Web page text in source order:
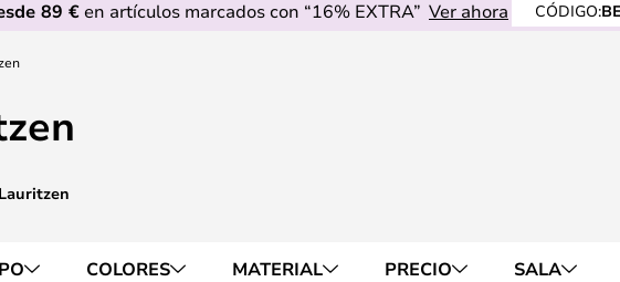
89 €en artículos marcados con “16% EXTRA” Ver ahora CÓDIGO:
COLORES MATERIAL PRECIO SALA